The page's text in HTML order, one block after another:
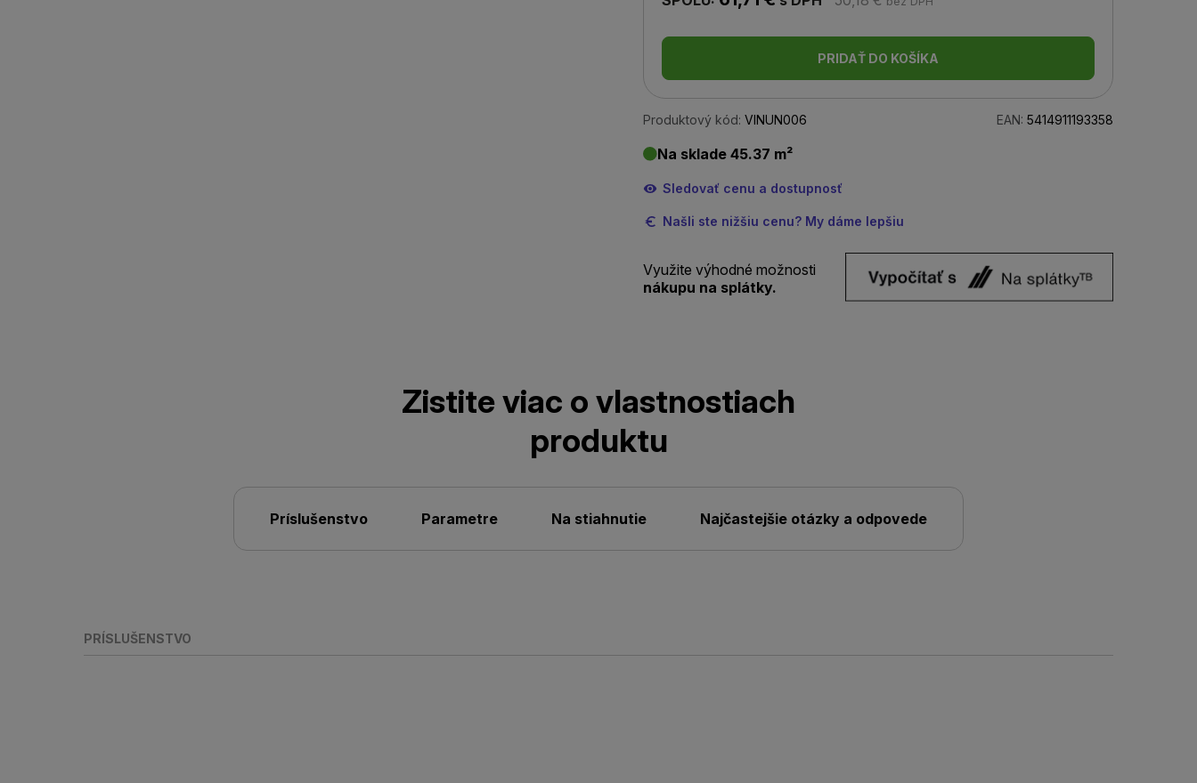
PRIDAŤ DO KOŠÍKA
Produktový kód: VINUN006 EAN: 5414911193358
Na sklade 45.37 m²
Sledovať cenu a dostupnosť
Našli ste nižšiu cenu? My dáme lepšiu
Využite výhodné možnosti
nákupu na splátky.
Zistite viac o vlastnostiach
produktu
Príslušenstvo Parametre Na stiahnutie Najčastejšie otázky a odpovede
PRÍSLUŠENSTVO